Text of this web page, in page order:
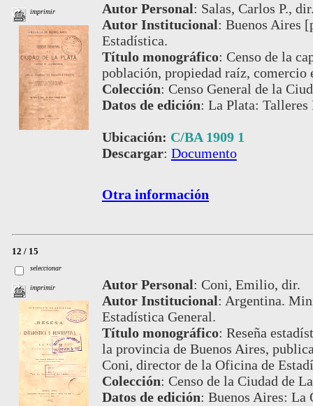
imprimir Autor Personal: Salas, Carlos P.,
Autor Institucional: Buenos Aires
Estadística.
Título monográfico: Censo de la
población, propiedad raíz, comercio
Colección: Censo General de la
Datos de edición: La Plata: Talleres
Ubicación: C/BA 1909 1
Descargar: Documento
Otra información
12 / 15
seleccionar
imprimir Autor Personal: Coni, Emilio, dir.
Autor Institucional: Argentina.
Estadística General.
Título monográfico: Reseña
la provincia de Buenos Aires,
Coni, director de la Oficina de
Colección: Censo de la Ciudad de
Datos de edición: Buenos Aires: La